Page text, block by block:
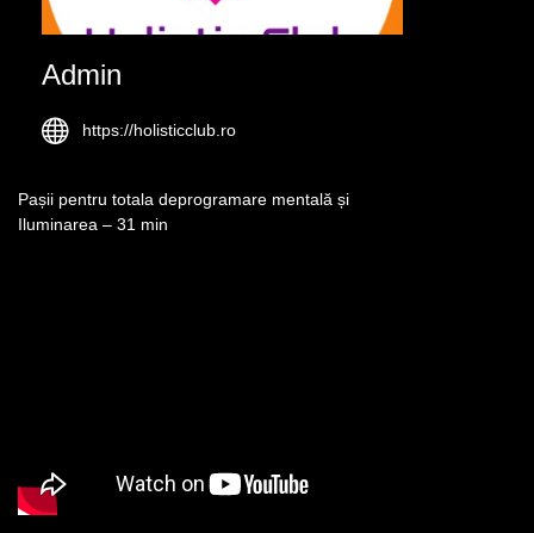
Admin
https://holisticclub.ro
Pașii pentru totala deprogramare mentală și
Iluminarea – 31 min